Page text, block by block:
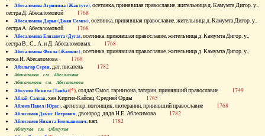
Абесаломова Агрипина (Жантуте), осетинка, принявшая православие, жительница д. Камумта Дигор. у.,
сестра Д. Абесаломовой 1768
Абесаломова Дарья (Джан Семен), осетинка, принявшая православие, жительница д. Камумта Дигор. у.,
сестра А. Абесаломовой 1768
Абесаломова Елизавета (Дуга), осетинка, принявшая православие, жительница д. Камумта Дигор. у.,
сестра В., С., А. и Д. Абесаломовых 1768
Абесаломова Фекла (Жамкис), осетинка, принявшая православие, жительница д. Камумта Дигор. у.,
тетка И. Абесаломова 1768
Абильгор Серен, дат. писатель 1782
Абисаломов см. Абесаломов
Абисаломова см. Абесаломова
Абкузин Никита (Танба)(*), солдат Смол. гарнизона, татарин, принявший православие 1749
Аблай-Салтан, хан Киргиз-Кайсац. Средней Орды 1765
Аблеев Павел (Юрас), артиллер. погонщик, лютеранин, принявший православие 1768
Аблесимов Денис Петрович, двоюрод. дядя Н.Е. Аблесимова 1782
Аблесимов Никита Емельянович, кап. 1782
Аблеухов см. Облеухов